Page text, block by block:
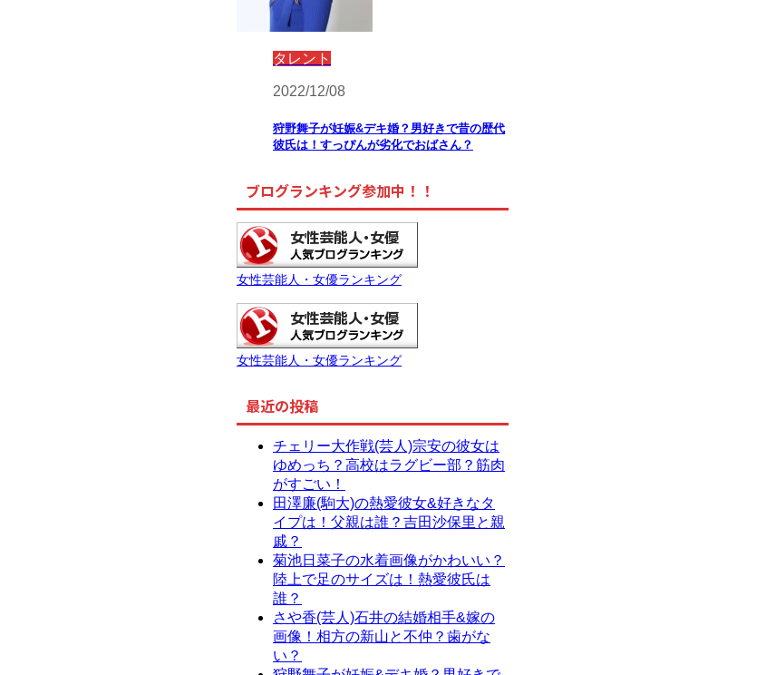
タレント
2022/12/08
狩野舞子が妊娠&デキ婚？男好きで昔の歴代
彼氏は！すっぴんが劣化でおばさん？
ブログランキング参加中！！
女性芸能人・女優ランキング
女性芸能人・女優ランキング
最近の投稿
チェリー大作戦(芸人)宗安の彼女は
ゆめっち？高校はラグビー部？筋肉
がすごい！
田澤廉(駒大)の熱愛彼女&好きなタ
イプは！父親は誰？吉田沙保里と親
戚？
菊池日菜子の水着画像がかわいい？
陸上で足のサイズは！熱愛彼氏は
誰？
さや香(芸人)石井の結婚相手&嫁の
画像！相方の新山と不仲？歯がな
い？